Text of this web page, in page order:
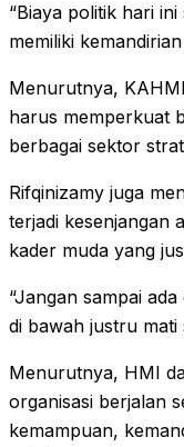
“Biaya politik hari
memiliki
Menurutnya,
harus memperkuat
berbagai sektor
Rifqinizamy juga
terjadi kesenjangan
kader muda yang
“Jangan sampai
di bawah justru mati
Menurutnya, HMI
organisasi berjalan
kemampuan,